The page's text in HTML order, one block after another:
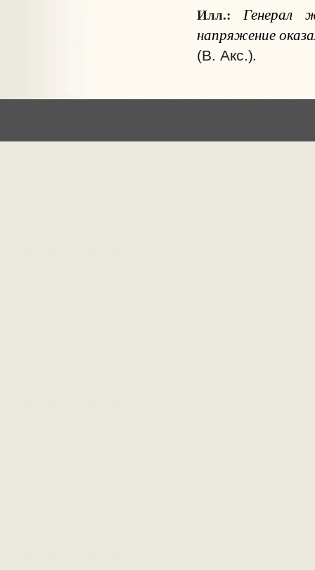
Илл.:
Генерал
напряжение
(В. Акс.).